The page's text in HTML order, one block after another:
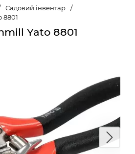
Садовий інвентар
/
8801
Yato 8801